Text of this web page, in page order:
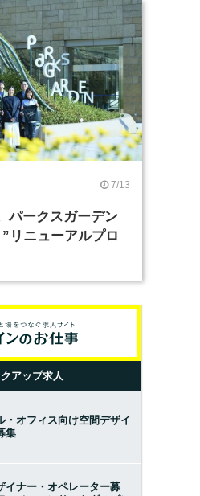
7/13
パークスガーデン
リニューアルプロ
アップ求人
・オフィス向け空間デザイ
集
イナー・オペレーター募